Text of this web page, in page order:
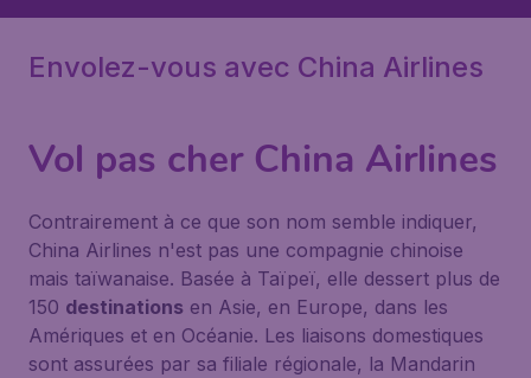
Envolez-vous avec China Airlines
Vol pas cher China Airlines
Contrairement à ce que son nom semble indiquer,
China Airlines n'est pas une compagnie chinoise
mais taïwanaise. Basée à Taïpeï, elle dessert plus de
150 destinations en Asie, en Europe, dans les
Amériques et en Océanie. Les liaisons domestiques
sont assurées par sa filiale régionale, la Mandarin